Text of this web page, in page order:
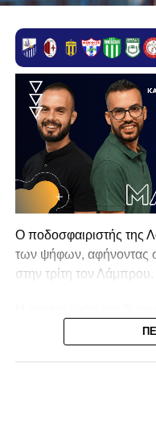
Ο ποδοσφαιριστής της
των ψήφων, αφήνοντας
στην τρίτη τον Λάμπρου.
Η Super League
διαγωνισμού, μετά από